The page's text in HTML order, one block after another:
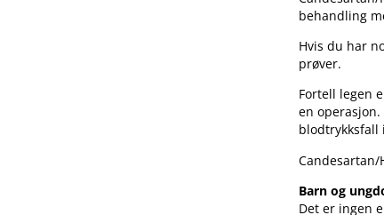
behandling
Hvis du har
prøver.
Fortell legen
en
blodtrykksfall
Barn og
Det er ingen